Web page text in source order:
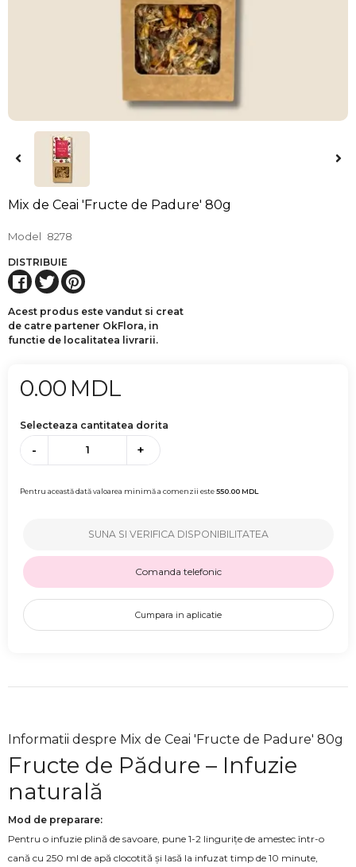
Mix de Ceai 'Fructe de Padure' 80g
Model 8278
DISTRIBUIE
Acest produs este vandut si creat
de catre partener OkFlora, in
functie de localitatea livrarii.
0.00 MDL
Selecteaza cantitatea dorita
- +
Pentru această dată valoarea minimă a comenzii este550.00MDL
SUNA SI VERIFICA DISPONIBILITATEA
Comanda telefonic
Cumpara in aplicatie
Informatii despre Mix de Ceai 'Fructe de Padure' 80g
Fructe de Pădure – Infuzie
naturală
Mod de preparare:
Pentru o infuzie plină de savoare, pune 1-2 lingurițe de amestec într-o
cană cu 250 ml de apă clocotită și lasă la infuzat timp de 10 minute,